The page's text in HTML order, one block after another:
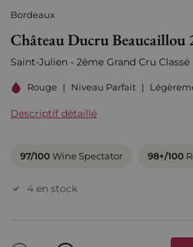
Bordeaux
Château Ducru Beaucaillou
Saint-Julien - 2ème Grand Cru Classé
Rouge | Niveau Parfait |
Descriptif détaillé
97/100 Wine Spectator 98+/100
4 en stock